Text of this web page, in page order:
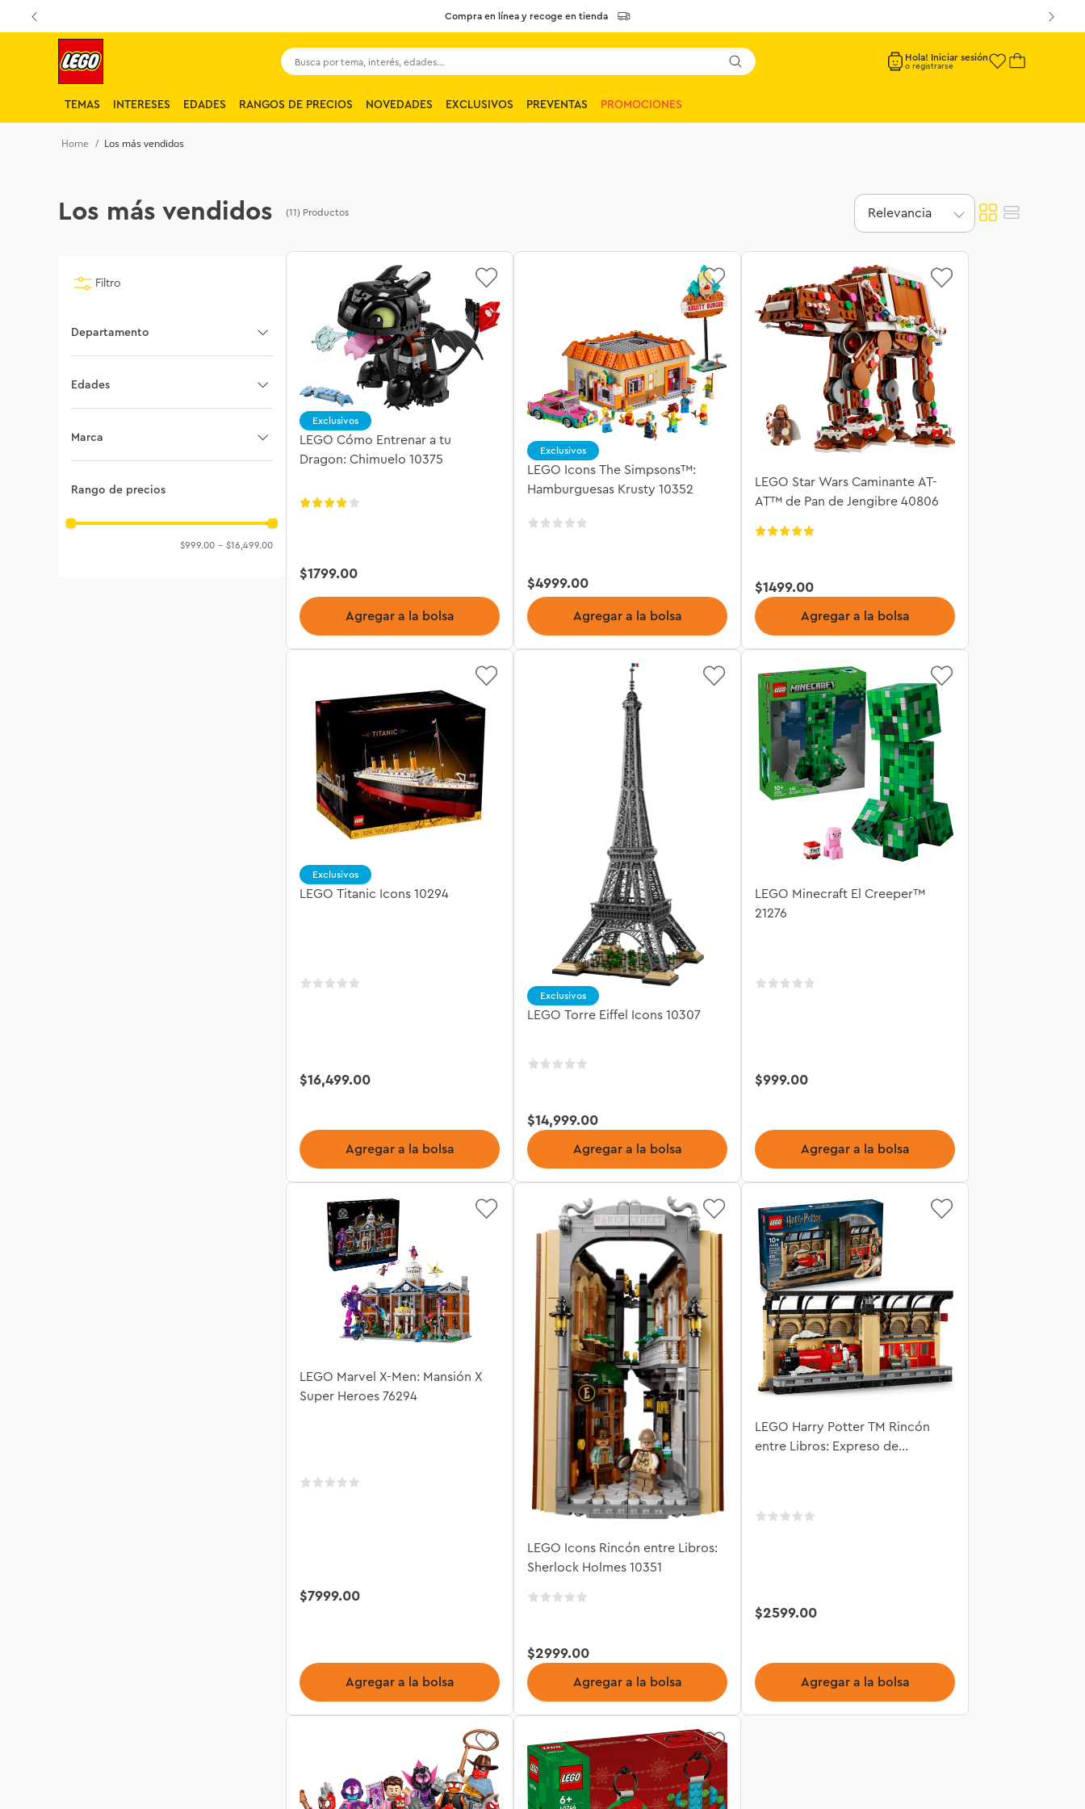
Compra en línea y recoge en tienda
Busca por tema, interés, edades... Hola! Iniciar sesión
TEMAS INTERESES EDADES RANGOS DE PRECIOS NOVEDADES EXCLUSIVOS PREVENTAS PROMOCIONES
Los más vendidos
Los más vendidos
Filtro
Departamento
Marvel
Minecraft
Edades
10+
Marca
Rango de precios
$999.00 – $16,499.00
(11) Productos Relevancia
Exclusivos
LEGO Cómo Entrenar a tu
Dragon: Chimuelo 10375
$1799.00
Agregar a la bolsa
Exclusivos
LEGO Icons The Simpsons™:
Hamburguesas Krusty 10352
$4999.00
Agregar a la bolsa
LEGO Star Wars Caminante AT-
AT™ de Pan de Jengibre 40806
$1499.00
Agregar a la bolsa
Exclusivos
LEGO Titanic Icons 10294
$16,499.00
Agregar a la bolsa
Exclusivos
LEGO Torre Eiffel Icons 10307
$14,999.00
Agregar a la bolsa
LEGO Minecraft El Creeper™
21276
$999.00
Agregar a la bolsa
LEGO Marvel X-Men: Mansión X
Super Heroes 76294
$7999.00
Agregar a la bolsa
LEGO Icons Rincón entre Libros:
Sherlock Holmes 10351
$2999.00
Agregar a la bolsa
LEGO Harry Potter TM Rincón
entre Libros: Expreso de
$2599.00
Agregar a la bolsa